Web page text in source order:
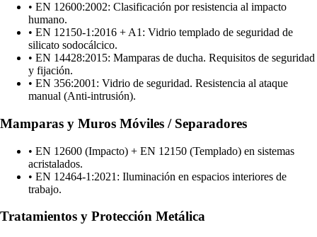
• EN 12600:2002: Clasificación por resistencia al impacto
humano.
• EN 12150-1:2016 + A1: Vidrio templado de seguridad de
silicato sodocálcico.
• EN 14428:2015: Mamparas de ducha. Requisitos de seguridad
y fijación.
• EN 356:2001: Vidrio de seguridad. Resistencia al ataque
manual (Anti-intrusión).
Mamparas y Muros Móviles / Separadores
• EN 12600 (Impacto) + EN 12150 (Templado) en sistemas
acristalados.
• EN 12464-1:2021: Iluminación en espacios interiores de
trabajo.
Tratamientos y Protección Metálica